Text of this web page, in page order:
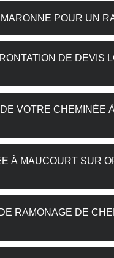
POUR UN
DE DEVIS
VOTRE CHEMINÉE
À MAUCOURT SUR
RAMONAGE DE